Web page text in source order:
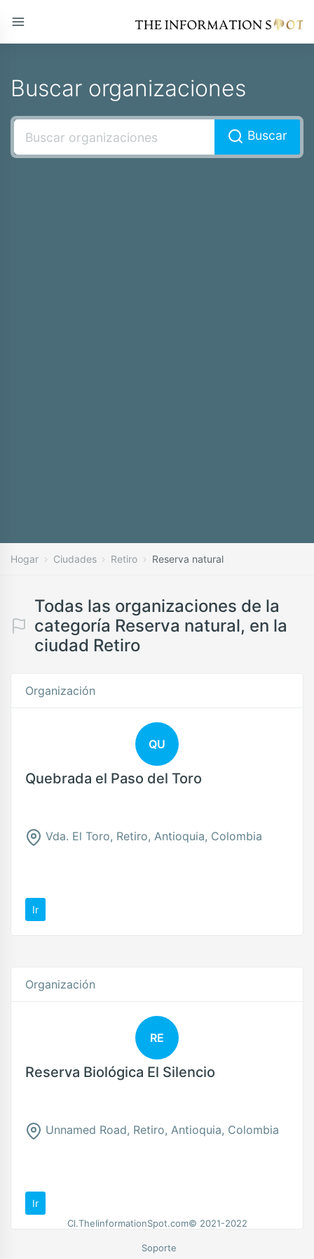
Buscar organizaciones
Buscar
Hogar Ciudades Retiro Reserva natural
Todas las organizaciones de la
categoría Reserva natural, en la
ciudad Retiro
Organización
QU
Quebrada el Paso del Toro
Vda. El Toro, Retiro, Antioquia, Colombia
Ir
Organización
RE
Reserva Biológica El Silencio
Unnamed Road, Retiro, Antioquia, Colombia
Ir
Cl.TheIinformationSpot.com© 2021-2022
Soporte